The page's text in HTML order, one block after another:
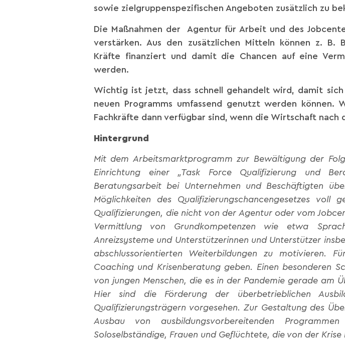
sowie zielgruppenspezifischen Angeboten zusätzlich zu
Die Maßnahmen der Agentur für Arbeit und des
verstärken. Aus den zusätzlichen Mitteln können z. B.
Kräfte finanziert und damit die Chancen auf eine
werden.
Wichtig ist jetzt, dass schnell gehandelt wird, damit
neuen Programms umfassend genutzt werden
Fachkräfte dann verfügbar sind, wenn die Wirtschaft
Hintergrund
Mit dem Arbeitsmarktprogramm zur Bewältigung der
Einrichtung einer „Task Force Qualifizierung und
Beratungsarbeit bei Unternehmen und Beschäftigten
Möglichkeiten des Qualifizierungschancengesetzes voll
Qualifizierungen, die nicht von der Agentur oder vom
Vermittlung von Grundkompetenzen wie etwa
Anreizsysteme und Unterstützerinnen und Unterstützer
abschlussorientierten Weiterbildungen zu motivieren.
Coaching und Krisenberatung geben. Einen besonderen
von jungen Menschen, die es in der Pandemie gerade am
Hier sind die Förderung der überbetrieblichen
Qualifizierungsträgern vorgesehen. Zur Gestaltung des
Ausbau von ausbildungsvorbereitenden
Soloselbständige, Frauen und Geflüchtete, die von der